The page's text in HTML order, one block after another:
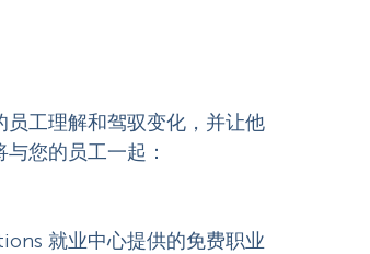
工理解和驾驭变化，并让他
您的员工一起：
就业中心提供的免费职业